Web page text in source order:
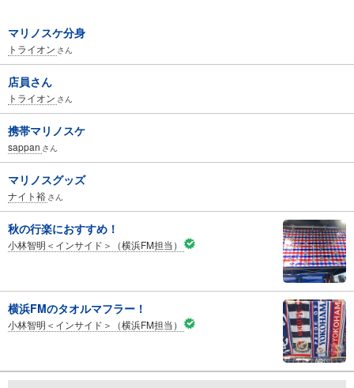
マリノスケ分身
トライオン さん
店員さん
トライオン さん
携帯マリノスケ
sappan さん
マリノスグッズ
ナイト裕 さん
秋の行楽におすすめ！
小林智明＜インサイド＞（横浜FM担当）
横浜FMのタオルマフラー！
小林智明＜インサイド＞（横浜FM担当）